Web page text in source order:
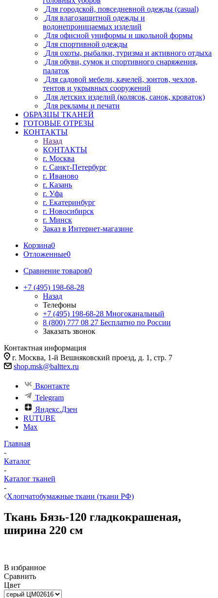
Для городской, повседневной одежды (casual)
Для влагозащитной одежды и
водонепроницаемых изделий
Для офисной униформы и школьной формы
Для спортивной одежды
Для охоты, рыбалки, туризма и активного отдыха
Для обуви, сумок и спортивного снаряжения,
палаток
Для садовой мебели, качелей, зонтов, чехлов,
тентов и укрывных сооружений
Для детских изделий (колясок, санок, кроваток)
Для рекламы и печати
ОБРАЗЦЫ ТКАНЕЙ
ГОТОВЫЕ ОТРЕЗЫ
КОНТАКТЫ
Назад
КОНТАКТЫ
г. Москва
г. Санкт-Петербург
г. Иваново
г. Казань
г. Уфа
г. Екатеринбург
г. Новосибирск
г. Минск
Заказ в Интернет-магазине
Корзина0
Отложенные0
Сравнение товаров0
+7 (495) 198-68-28
Назад
Телефоны
+7 (495) 198-68-28 Многоканальный
8 (800) 777 08 27 Бесплатно по России
Заказать звонок
Контактная информация
г. Москва, 1-й Вешняковский проезд, д. 1, стр. 7
shop.msk@balttex.ru
Вконтакте
Telegram
Яндекс.Дзен
RUTUBE
Max
Главная
-
Каталог
-
Каталог тканей
-
Хлопчатобумажные ткани (ткани РФ)
Ткань Бязь-120 гладкокрашеная,
ширина 220 см
В избранное
Сравнить
Цвет